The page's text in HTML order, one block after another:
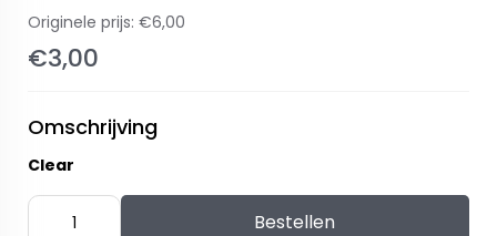
Originele prijs: €6,00
€3,00
Omschrijving
Clear
Bestellen